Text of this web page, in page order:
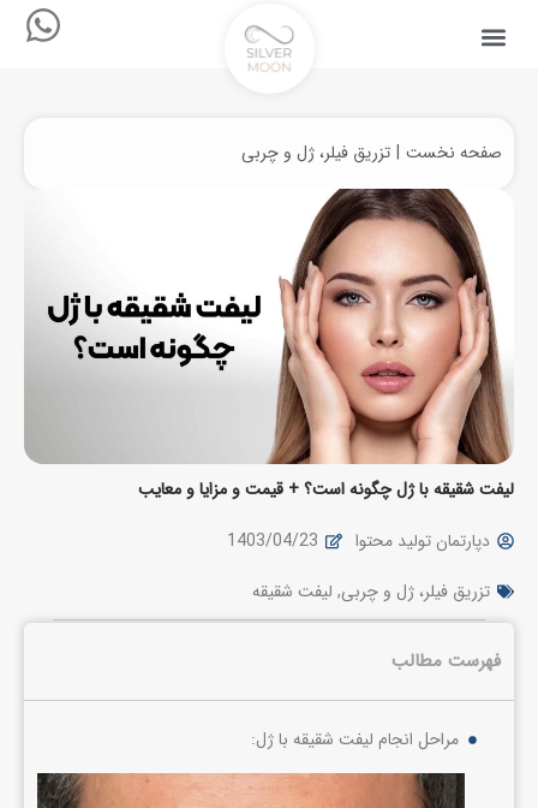
مکان شما:
صفحه نخست تزریق فیلر، ژل و چربی
لیفت شقیقه با ژل چگونه است؟ + قیمت و مزایا و معایب
دپارتمان تولید محتوا
1403/04/23
تزریق فیلر، ژل و چربی, لیفت شقیقه
فهرست مطالب
مراحل انجام لیفت شقیقه با ژل: